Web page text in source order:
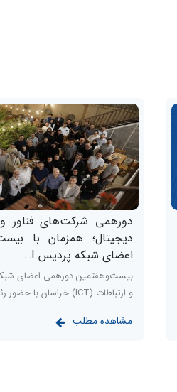
دورهمی شرکت‌های فناور و
دیجیتال؛ همزمان با
اعضای شبکه پردیس I…
بیست‌وهفتمین دورهمی اعضای
و ارتباطات (ICT) خراسان با حضور رئیس پارک علم و…
مشاهده مطلب